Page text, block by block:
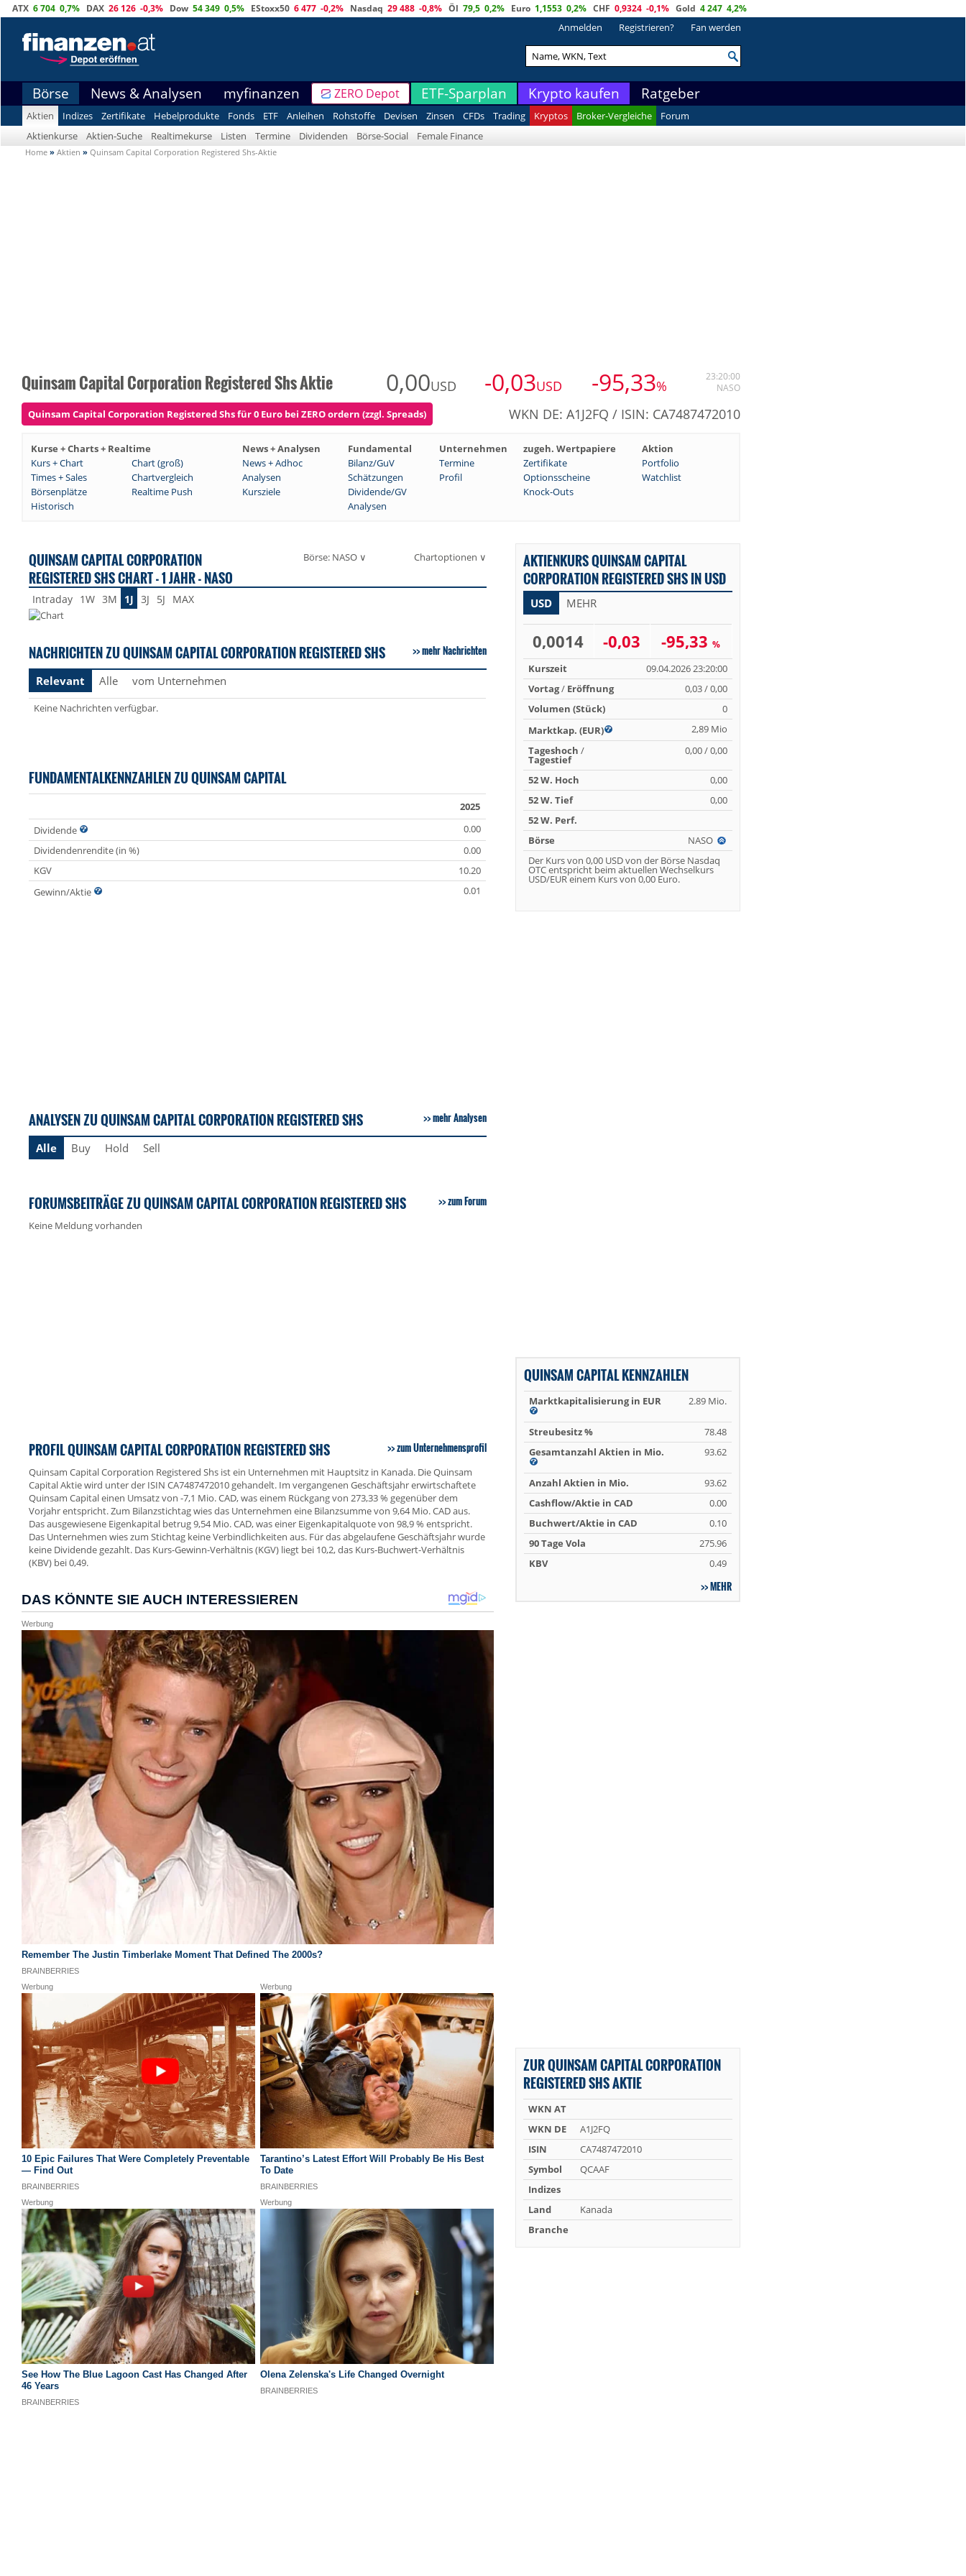
ATX 6 704 0,7% DAX 26 126 -0,3% Dow 54 349 0,5% EStoxx50 6 477 -0,2% Nasdaq 29 488 -0,8% Öl 79,5 0,2% Euro 1,1553 0,2% CHF 0,9324 -0,1% Gold 4 247 4,2%
Anmelden Registrieren? Fan werden
Börse News & Analysen myfinanzen ZERO Depot ETF-Sparplan Krypto kaufen Ratgeber
Aktien Indizes Zertifikate Hebelprodukte Fonds ETF Anleihen Rohstoffe Devisen Zinsen CFDs Trading Kryptos Broker-Vergleiche
Forum
Aktienkurse
Aktien-Suche Realtimekurse Listen Termine Dividenden Börse-Social Female Finance
Home » Aktien » Quinsam Capital Corporation Registered Shs-Aktie
Quinsam Capital Corporation Registered Shs Aktie 0,00USD -0,03USD -95,33%
23:20:00
NASO
Quinsam Capital Corporation Registered Shs für 0 Euro bei ZERO ordern (zzgl. Spreads) WKN DE: A1J2FQ / ISIN: CA7487472010
Kurse + Charts + Realtime News + Analysen Fundamental Unternehmen zugeh. Wertpapiere
Aktion
Kurs + Chart
Chart (groß) News + Adhoc Bilanz/GuV Termine Zertifikate
Portfolio
Times + Sales
Chartvergleich Analysen Schätzungen Profil Optionsscheine
Watchlist
Börsenplätze
Realtime Push Kursziele Dividende/GV
Knock-Outs
Historisch
Analysen
QUINSAM CAPITAL CORPORATION
REGISTERED SHS CHART - 1 JAHR - NASO
Börse: NASO ∨ Chartoptionen ∨
Intraday 1W 3M 1J 3J 5J MAX
NACHRICHTEN ZU QUINSAM CAPITAL CORPORATION REGISTERED SHS mehr Nachrichten
Relevant Alle vom Unternehmen
Keine Nachrichten verfügbar.
FUNDAMENTALKENNZAHLEN ZU QUINSAM CAPITAL
2025
Dividende
0.00
Dividendenrendite (in %)
0.00
KGV
10.20
Gewinn/Aktie
0.01
ANALYSEN ZU QUINSAM CAPITAL CORPORATION REGISTERED SHS mehr Analysen
Alle Buy Hold Sell
FORUMSBEITRÄGE ZU QUINSAM CAPITAL CORPORATION REGISTERED SHS zum Forum
Keine Meldung vorhanden
PROFIL QUINSAM CAPITAL CORPORATION REGISTERED SHS zum Unternehmensprofil
Quinsam Capital Corporation Registered Shs ist ein Unternehmen mit Hauptsitz in Kanada. Die Quinsam
Capital Aktie wird unter der ISIN CA7487472010 gehandelt. Im vergangenen Geschäftsjahr erwirtschaftete
Quinsam Capital einen Umsatz von -7,1 Mio. CAD, was einem Rückgang von 273,33 % gegenüber dem
Vorjahr entspricht. Zum Bilanzstichtag wies das Unternehmen eine Bilanzsumme von 9,64 Mio. CAD aus.
Das ausgewiesene Eigenkapital betrug 9,54 Mio. CAD, was einer Eigenkapitalquote von 98,9 % entspricht.
Das Unternehmen wies zum Stichtag keine Verbindlichkeiten aus. Für das abgelaufene Geschäftsjahr wurde
keine Dividende gezahlt. Das Kurs-Gewinn-Verhältnis (KGV) liegt bei 10,2, das Kurs-Buchwert-Verhältnis
(KBV) bei 0,49.
AKTIENKURS QUINSAM CAPITAL
CORPORATION REGISTERED SHS IN USD
USD MEHR
0,0014 -0,03 -95,33%
Kurszeit
09.04.2026 23:20:00
Vortag/ Eröffnung
0,03 / 0,00
Volumen (Stück)
0
Marktkap. (EUR)
2,89 Mio
Tageshoch /
Tagestief
0,00 / 0,00
52 W. Hoch
0,00
52 W. Tief
0,00
52 W. Perf.
Börse
NASO
Der Kurs von 0,00 USD von der Börse Nasdaq
OTC entspricht beim aktuellen Wechselkurs
USD/EUR einem Kurs von 0,00 Euro.
QUINSAM CAPITAL KENNZAHLEN
Marktkapitalisierung in EUR 2.89 Mio.
Streubesitz %
78.48
Gesamtanzahl Aktien in Mio.
93.62
Anzahl Aktien in Mio.
93.62
Cashflow/Aktie in CAD
0.00
Buchwert/Aktie in CAD
0.10
90 Tage Vola
275.96
KBV
0.49
MEHR
ZUR QUINSAM CAPITAL CORPORATION
REGISTERED SHS AKTIE
WKN AT
WKN DE
A1J2FQ
ISIN
CA7487472010
Symbol
QCAAF
Indizes
Land
Kanada
Branche